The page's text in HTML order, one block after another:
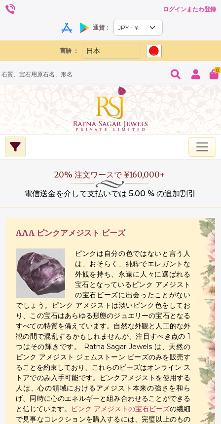
ログインまたわ登録
通貨：
言語 ：
0
20% 注文ワースで ¥160,000+
電信送金を介して支払いでは 5.00 % の追加割引
AAA ピンクアメジスト ビーズ
ピンクは自分の色ではないと言う人
は、おそらく、純粋でエレガントな
外観を持ち、永遠に人々に選ばれる
宝石となっているピンク アメジスト
の宝石ビーズに出会ったことがない
でしょう。ピンク アメジストは淡いピンク色をしてお
り、この宝石はあらゆる形態のジュエリーの宝石となる
すべての特質を備えています。自然な外観と人工的な外
観の間で混乱するかもしれませんが、注目すべき点の 1
つはその輝きです。 Ratna Sagar Jewels は、天然の
ピンク アメジスト ジェムストーン ビーズのみを販売す
ることを約束しており、これらのビーズはオンライン ス
トアでのみ入手可能です。ピンクアメジストを使用する
人は、心の領域におけるアメジスト本来の強さを和ら
げ、同時に心のエネルギーと組み合わせることができる
と信じています。
ピンク アメジストの宝石ビーズの繊細
で見事なコレクションを購入するには、完璧以上のもの